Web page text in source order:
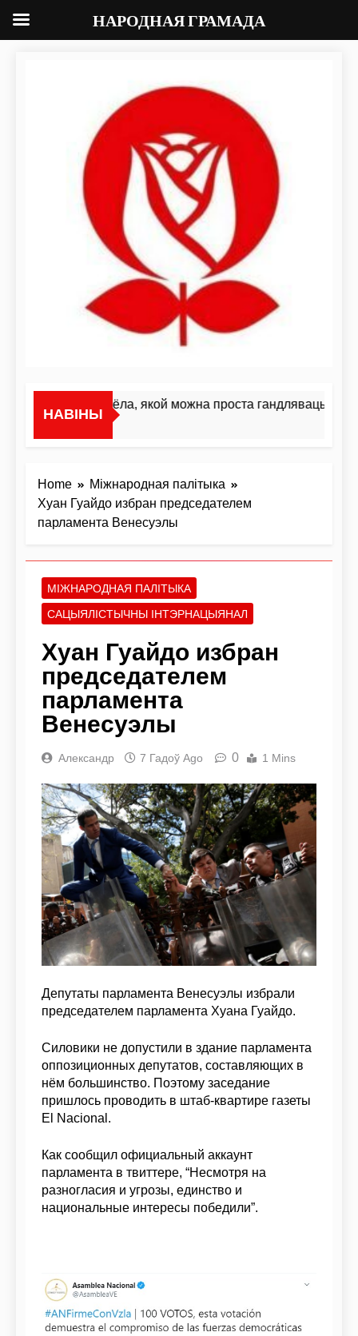
НАВІНЫ
«Я не жывёла, якой можна проста гандляваць»У
Home
Міжнародная палітыка
Хуан Гуайдо избран председателем
парламента Венесуэлы
МІЖНАРОДНАЯ ПАЛІТЫКА
САЦЫЯЛІСТЫЧНЫ ІНТЭРНАЦЫЯНАЛ
Хуан Гуайдо избран
председателем
парламента
Венесуэлы
Александр 7 Гадоў Ago 0 1 Mins
Депутаты парламента Венесуэлы избрали
председателем парламента Хуана Гуайдо.
Силовики не допустили в здание парламента
оппозиционных депутатов, составляющих в
нём большинство. Поэтому заседание
пришлось проводить в штаб-квартире газеты
El Nacional.
Как сообщил официальный аккаунт
парламента в твиттере, “Несмотря на
разногласия и угрозы, единство и
национальные интересы победили”.
НАРОДНАЯ ГРАМАДА